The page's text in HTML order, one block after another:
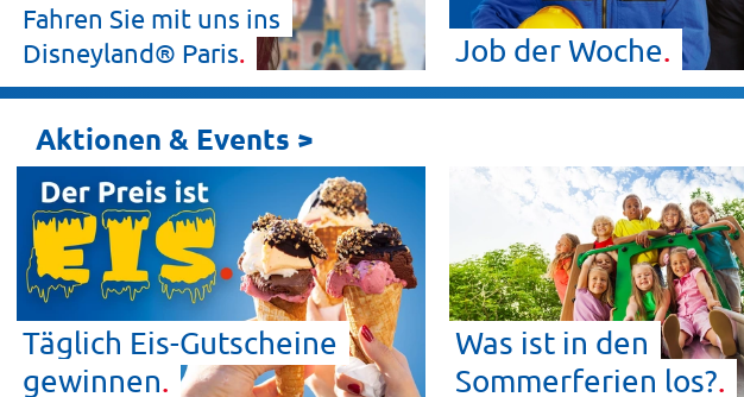
Fahren Sie mit uns ins
Disneyland® Paris Job derWoche
Aktionen & Events >
Täglich Eis-Gutscheine
gewinnen
Was ist in den
Sommerferien los?